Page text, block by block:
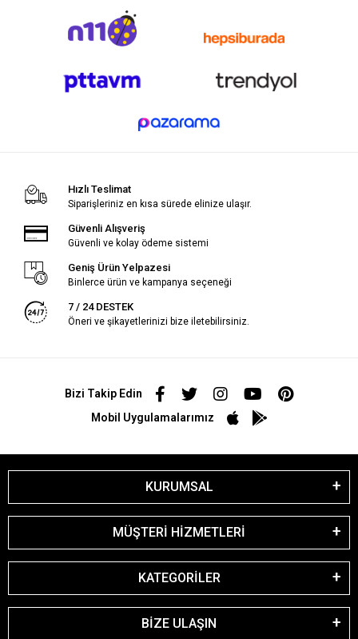
Hızlı Teslimat
Siparişleriniz en kısa sürede elinize ulaşır.
Güvenli Alışveriş
Güvenli ve kolay ödeme sistemi
Geniş Ürün Yelpazesi
Binlerce ürün ve kampanya seçeneği
7 / 24 DESTEK
Öneri ve şikayetlerinizi bize iletebilirsiniz.
Bizi Takip Edin
Mobil Uygulamalarımız
KURUMSAL
MÜŞTERİ HİZMETLERİ
KATEGORİLER
BİZE ULAŞIN